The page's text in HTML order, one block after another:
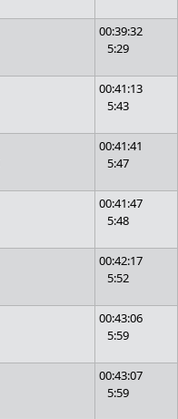
00:39:32
5:29
00:41:13
5:43
00:41:41
5:47
00:41:47
5:48
00:42:17
5:52
00:43:06
5:59
00:43:07
5:59